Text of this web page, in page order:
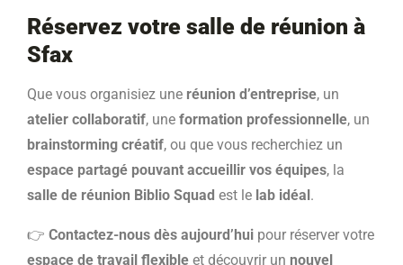
Réservez votre salle de réunion à
Sfax
Que vous organisiez une réunion d’entreprise, un
atelier collaboratif, une formation professionnelle, un
brainstorming créatif, ou que vous recherchiez un
espace partagé pouvant accueillir vos équipes, la
salle de réunion Biblio Squad est le lab idéal.
👉 Contactez-nous dès aujourd’hui pour réserver votre
espace de travail flexible et découvrir un nouvel